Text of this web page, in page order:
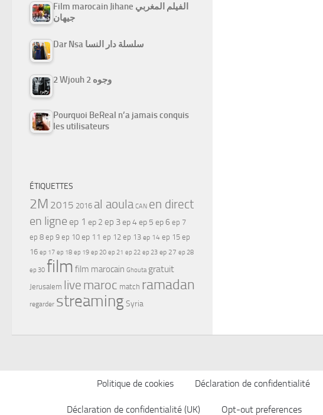
Film marocain Jihane الفيلم المغربي
جيهان
Dar Nsa سلسلة دار النسا
2 Wjouh 2 وجوه
Pourquoi BeReal n’a jamais conquis
les utilisateurs
ÉTIQUETTES
2M 2015 2016 al aoula CAN en direct
en ligne ep 1 ep 2 ep 3ep 4ep 5 ep 6 ep 7
ep 8 ep 9 ep 10 ep 11 ep 12 ep 13 ep 14 ep 15 ep
16 ep 17 ep 18 ep 19 ep 20 ep 21 ep 22 ep 23 ep 27 ep 28
ep 30 film film marocain Ghouta gratuit
Jerusalem live maroc match ramadan
regarder streamingSyria
Politique de cookies Déclaration de confidentialité
Déclaration de confidentialité (UK) Opt-out preferences